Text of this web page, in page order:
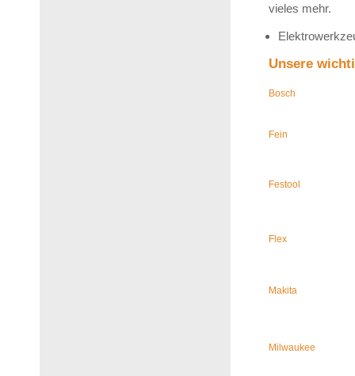
vieles mehr.
Unsere
Bosch
Fein
Festool
Flex
Makita
Milwaukee